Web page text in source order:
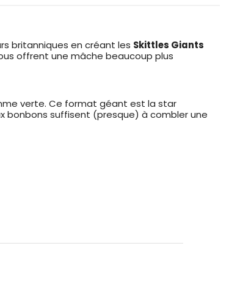
britanniques en créant les Skittles Giants
offrent une mâche beaucoup plus
verte. Ce format géant est la star
bonbons suffisent (presque) à combler une